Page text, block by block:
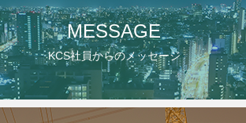
MESSAGE
KCS社員からのメッセージ